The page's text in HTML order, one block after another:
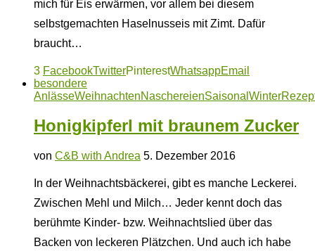
mich für Eis erwärmen, vor allem bei diesem
selbstgemachten Haselnusseis mit Zimt. Dafür
braucht…
3 FacebookTwitterPinterestWhatsappEmail
besondere
AnlässeWeihnachtenNaschereienSaisonal Winter
Honigkipferl mit braunem Zucker
von C&B with Andrea 5. Dezember 2016
In der Weihnachtsbäckerei, gibt es manche Leckerei.
Zwischen Mehl und Milch… Jeder kennt doch das
berühmte Kinder- bzw. Weihnachtslied über das
Backen von leckeren Plätzchen. Und auch ich habe